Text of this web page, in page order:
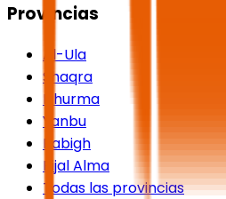
Provincias
Al-Ula
Shaqra
Dhurma
Yanbu
Rabigh
Rijal Alma
Todas las provincias